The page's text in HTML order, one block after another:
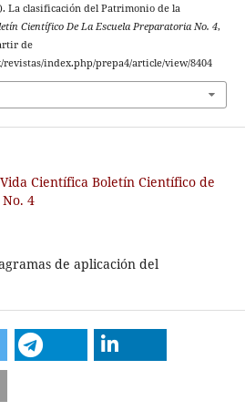
La clasificación del Patrimonio de la
Científico De La Escuela Preparatoria No. 4,
de
index.php/prepa4/article/view/8404
Científica Boletín Científico de
4
de aplicación del